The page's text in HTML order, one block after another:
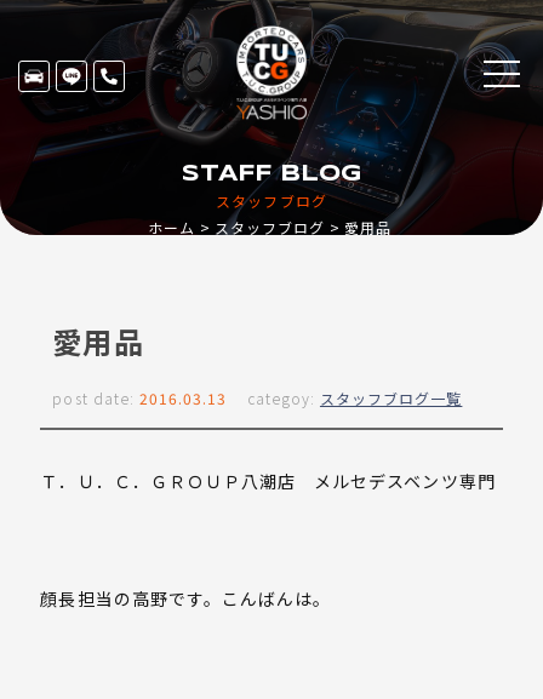
スタッフブログ
STAFF BLOG
ホーム スタッフブログ 愛用品
愛用品
post date: 2016.03.13 categoy: スタッフブログ一覧
Ｔ．Ｕ．Ｃ．ＧＲＯＵＰ八潮店 メルセデスベンツ専門
顔長担当の高野です。こんばんは。